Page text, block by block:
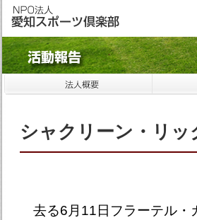
シャクリーン・リ
去る6月11日フラーテル・